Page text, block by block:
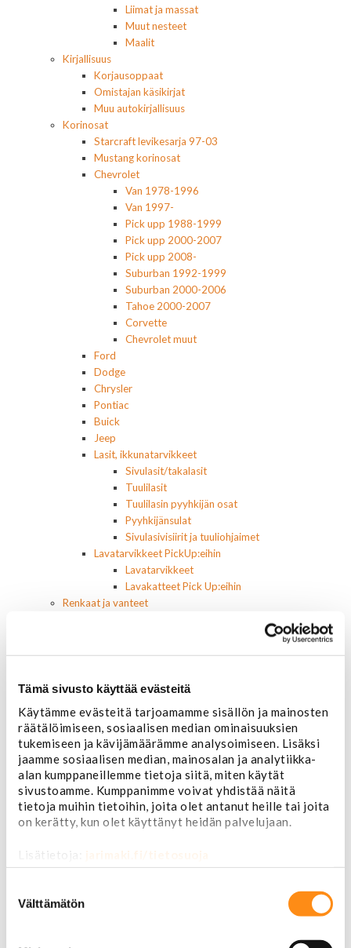
Tämä sivusto käyttää evästeitä
Käytämme evästeitä tarjoamamme sisällön ja mainosten
räätälöimiseen, sosiaalisen median ominaisuuksien
tukemiseen ja kävijämäärämme analysoimiseen. Lisäksi
jaamme sosiaalisen median, mainosalan ja analytiikka-
alan kumppaneillemme tietoja siitä, miten käytät
sivustoamme. Kumppanimme voivat yhdistää näitä
tietoja muihin tietoihin, joita olet antanut heille tai joita
on kerätty, kun olet käyttänyt heidän palvelujaan.
Lisätietoja: jarimaki.fi/tietosuoja
valinta
Välttämätön
Liimat ja massat
Muut nesteet
Maalit
Kirjallisuus
Korjausoppaat
Omistajan käsikirjat
Muu autokirjallisuus
Korinosat
Starcraft levikesarja 97-03
Mustang korinosat
Chevrolet
Van 1978-1996
Van 1997-
Pick upp 1988-1999
Pick upp 2000-2007
Pick upp 2008-
Suburban 1992-1999
Suburban 2000-2006
Tahoe 2000-2007
Corvette
Chevrolet muut
Ford
Dodge
Chrysler
Pontiac
Buick
Jeep
Lasit, ikkunatarvikkeet
Sivulasit/takalasit
Tuulilasit
Tuulilasin pyyhkijän osat
Pyyhkijänsulat
Sivulasivisiirit ja tuuliohjaimet
Lavatarvikkeet PickUp:eihin
Lavatarvikkeet
Lavakatteet Pick Up:eihin
Renkaat ja vanteet
Renkaat 15"
Renkaat 16,5"
Renkaat 17"
Renkaat 18"
Renkaat 20"
Renkaat 22"
Renkaat 24"
Vanteet ja tarvikkeet
Vannetarvikkeet
14 tuumaiset vanteet